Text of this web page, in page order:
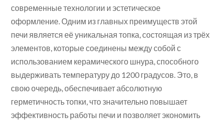
современные технологии и эстетическое
оформление. Одним из главных преимуществ этой
печи является её уникальная топка, состоящая из трёх
элементов, которые соединены между собой с
использованием керамического шнура, способного
выдерживать температуру до 1200 градусов. Это, в
свою очередь, обеспечивает абсолютную
герметичность топки, что значительно повышает
эффективность работы печи и позволяет экономить